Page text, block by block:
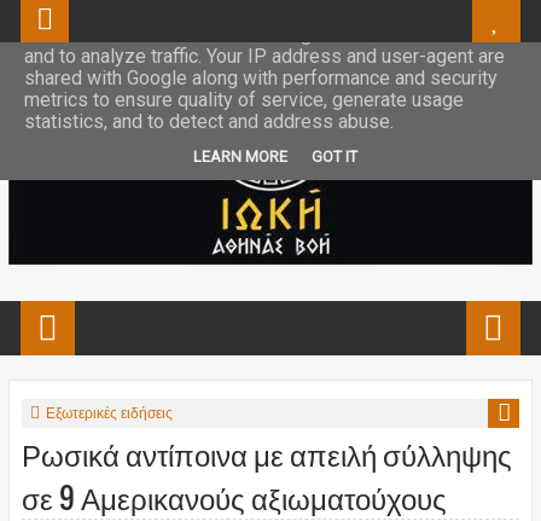
Εξωτερικές ειδήσεις
Ρωσικά αντίποινα με απειλή σύλληψης
σε 9 Αμερικανούς αξιωματούχους
This site uses cookies from Google to deliver its services
and to analyze traffic. Your IP address and user-agent are
shared with Google along with performance and security
metrics to ensure quality of service, generate usage
statistics, and to detect and address abuse.
LEARN MORE GOT IT